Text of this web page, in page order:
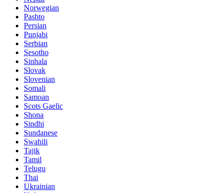
Norwegian
Pashto
Persian
Punjabi
Serbian
Sesotho
Sinhala
Slovak
Slovenian
Somali
Samoan
Scots Gaelic
Shona
Sindhi
Sundanese
Swahili
Tajik
Tamil
Telugu
Thai
Ukrainian